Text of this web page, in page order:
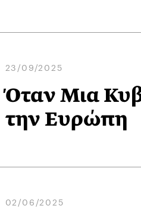
23/09/2025
Όταν Μια
την Ευρώπη
02/06/2025